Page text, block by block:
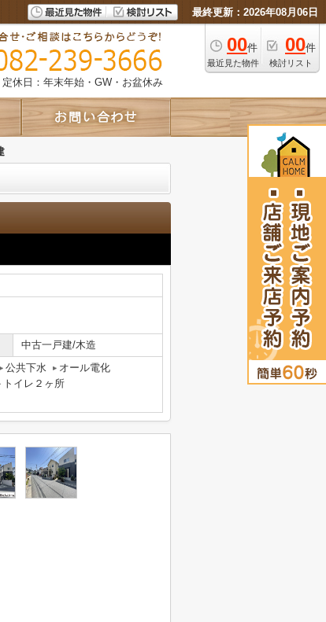
最終更新：2026年08月06日
00件
最近見た物件
00件
検討リスト
定休日：年末年始・GW・お盆休み
中古一戸建/木造
公共下水
オール電化
トイレ２ヶ所